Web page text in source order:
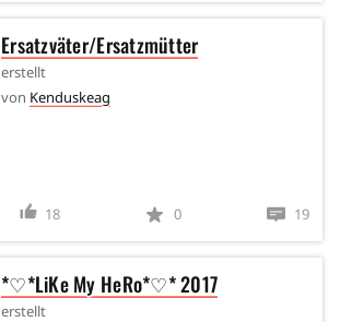
Ersatzväter/Ersatzmütter
erstellt
von Kenduskeag
18 0 19
*♡*LiKe My HeRo*♡* 2017
erstellt